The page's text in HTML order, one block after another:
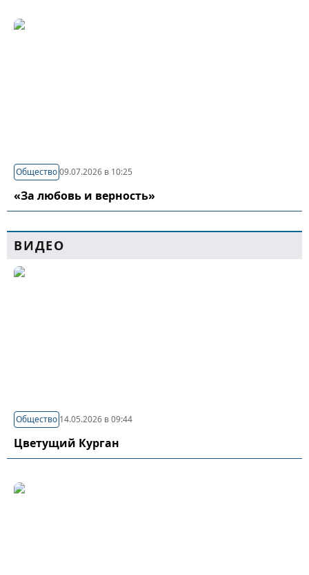
Общество09.07.2026 в 10:25
«За любовь и верность»
ВИДЕО
Общество 14.05.2026 в 09:44
Цветущий Курган